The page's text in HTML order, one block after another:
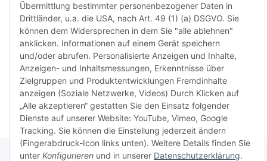
Weiter
Übermittlung bestimmter personenbezogener Daten in
Drittländer, u.a. die USA, nach Art. 49 (1) (a) DSGVO. Sie
können dem Widersprechen in dem Sie "alle ablehnen"
anklicken. Informationen auf einem Gerät speichern
und/oder abrufen. Personalisierte Anzeigen und Inhalte,
Anzeigen- und Inhaltsmessungen, Erkenntnisse über
Zielgruppen und Produktentwicklungen Fremdinhalte
anzeigen (Soziale Netzwerke, Videos) Durch Klicken auf
„Alle akzeptieren“ gestatten Sie den Einsatz folgender
Dienste auf unserer Website: YouTube, Vimeo, Google
Tracking. Sie können die Einstellung jederzeit ändern
(Fingerabdruck-Icon links unten). Weitere Details finden Sie
unter Konfigurieren und in unserer Datenschutzerklärung.